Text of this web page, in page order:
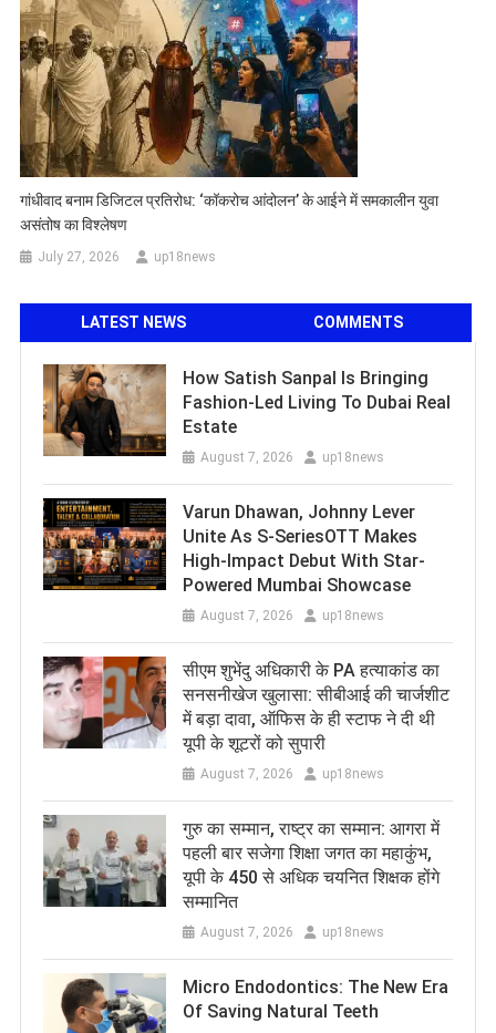
गांधीवाद बनाम डिजिटल प्रतिरोध: ‘कॉकरोच आंदोलन’ के आईने में समकालीन युवा
असंतोष का विश्लेषण
July 27, 2026 up18news
LATEST NEWS COMMENTS
How Satish Sanpal Is Bringing
Fashion-Led Living To Dubai Real
Estate
August 7, 2026 up18news
Varun Dhawan, Johnny Lever
Unite As S-SeriesOTT Makes
High-Impact Debut With Star-
Powered Mumbai Showcase
August 7, 2026 up18news
सीएम शुभेंदु अधिकारी के PA हत्याकांड का
सनसनीखेज खुलासा: सीबीआई की चार्जशीट
में बड़ा दावा, ऑफिस के ही स्टाफ ने दी थी
यूपी के शूटरों को सुपारी
August 7, 2026 up18news
​गुरु का सम्मान, राष्ट्र का सम्मान: आगरा में
पहली बार सजेगा शिक्षा जगत का महाकुंभ,
यूपी के 450 से अधिक चयनित शिक्षक होंगे
सम्मानित
August 7, 2026 up18news
Micro Endodontics: The New Era
Of Saving Natural Teeth